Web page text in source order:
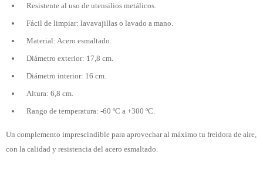
Resistente al uso de utensilios metálicos.
Fácil de limpiar: lavavajillas o lavado a mano.
Material: Acero esmaltado.
Diámetro exterior: 17,8 cm.
Diámetro interior: 16 cm.
Altura: 6,8 cm.
Rango de temperatura: -60 ºC a +300 ºC.
Un complemento imprescindible para aprovechar al máximo tu freidora de aire,
con la calidad y resistencia del acero esmaltado.